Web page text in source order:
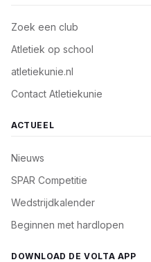
Zoek een club
Atletiek op school
atletiekunie.nl
Contact Atletiekunie
ACTUEEL
Nieuws
SPAR Competitie
Wedstrijdkalender
Beginnen met hardlopen
DOWNLOAD DE VOLTA APP